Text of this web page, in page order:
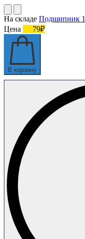
На складе Подшипник
Цена
79₽
В корзину